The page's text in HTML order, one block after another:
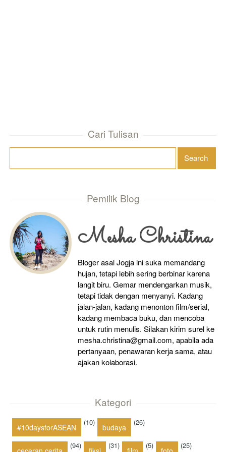
Cari Tulisan
Pemilik Blog
Mesha Christina
Bloger asal Jogja ini suka memandang
hujan, tetapi lebih sering berbinar karena
langit biru. Gemar mendengarkan musik,
tetapi tidak dengan menyanyi. Kadang
jalan-jalan, kadang menonton film/serial,
kadang membaca buku, dan mencoba
untuk rutin menulis. Silakan kirim surel ke
mesha.christina@gmail.com, apabila ada
pertanyaan, penawaran kerja sama, atau
ajakan kolaborasi.
Kategori
#10daysforASEAN
(10)
budaya
(26)
(94) (31) (5) (25)